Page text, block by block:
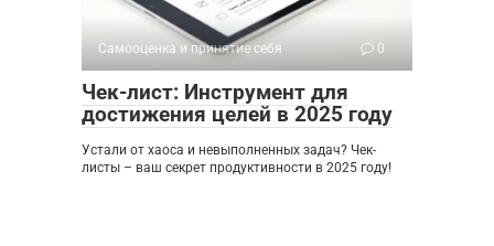
Самооценка и принятие себя 0
Чек-лист: Инструмент для
достижения целей в 2025 году
Устали от хаоса и невыполненных задач? Чек-
листы – ваш секрет продуктивности в 2025 году!